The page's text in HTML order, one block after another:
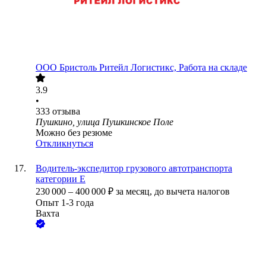
ООО Бристоль Ритейл Логистикс, Работа на складе
3.9
•
333 отзыва
Пушкино, улица Пушкинское Поле
Можно без резюме
Откликнуться
Водитель-экспедитор грузового автотранспорта
категории Е
230 000 – 400 000 ₽ за месяц, до вычета налогов
Опыт 1-3 года
Вахта